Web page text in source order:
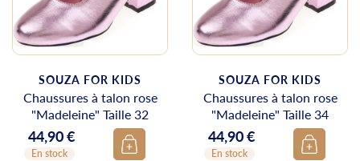
SOUZA FOR KIDS
Chaussures à talon rose
"Madeleine" Taille 32
Prix
44,90 €
En stock
SOUZA FOR KIDS
Chaussures à talon rose
"Madeleine" Taille 34
Prix
44,90 €
En stock